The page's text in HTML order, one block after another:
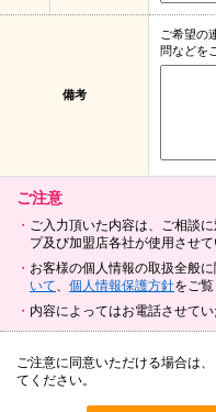
備考
ご希望の
問などを
ご注意
ご入力頂いた内容は、ご相談
プ及び加盟店各社が使用させて
お客様の個人情報の取扱全般に
いて
個人情報保護方針をご覧
内容によってはお電話させて
ご注意に同意いただける場合は
てください。